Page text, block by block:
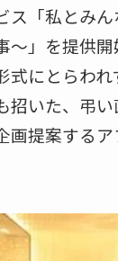
ス「私とみ
～」を提供開
式にとらわれ
招いた、弔
画提案する